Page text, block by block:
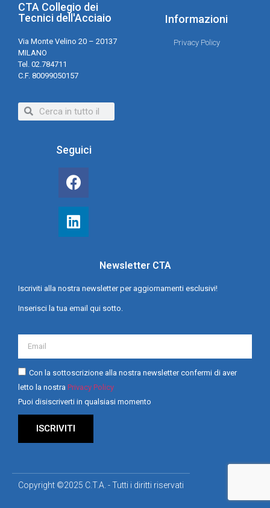
CTA Collegio dei
Tecnici dell'Acciaio
Via Monte Velino 20 – 20137
MILANO
Tel. 02.784711
C.F. 80099050157
Informazioni
Privacy Policy
Seguici
Newsletter CTA
Iscriviti alla nostra newsletter per aggiornamenti esclusivi!
Inserisci la tua email qui sotto.
Con la sottoscrizione alla nostra newsletter confermi di aver
letto la nostra Privacy Policy
Puoi disiscriverti in qualsiasi momento
ISCRIVITI
Copyright ©2025 C.T.A. - Tutti i diritti riservati